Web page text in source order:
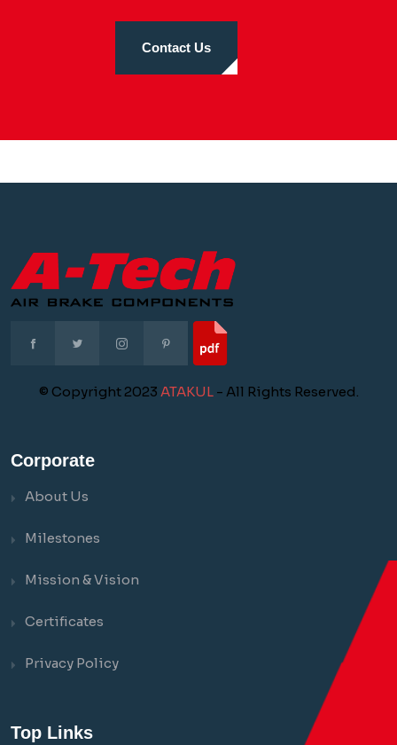
Contact Us
© Copyright 2023 ATAKUL- All Rights Reserved.
Corporate
About Us
Milestones
Mission & Vision
Certificates
Privacy Policy
Top Links